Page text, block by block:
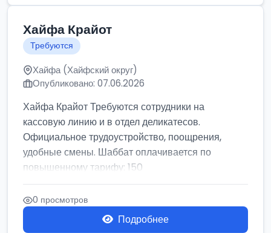
Хайфа Крайот
Требуются
Хайфа (Хайфский округ)
Опубликовано: 07.06.2026
Хайфа Крайот Требуются сотрудники на
кассовую линию и в отдел деликатесов.
Официальное трудоустройство, поощрения,
удобные смены. Шаббат оплачивается по
повышенному тарифу: 150
0 просмотров
Подробнее